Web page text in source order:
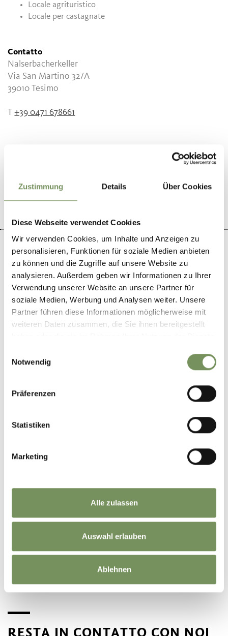
Zustimmung Details Über Cookies
Diese Webseite verwendet Cookies
Wir verwenden Cookies, um Inhalte und Anzeigen zu
personalisieren, Funktionen für soziale Medien anbieten
zu können und die Zugriffe auf unsere Website zu
analysieren. Außerdem geben wir Informationen zu Ihrer
Verwendung unserer Website an unsere Partner für
soziale Medien, Werbung und Analysen weiter. Unsere
Partner führen diese Informationen möglicherweise mit
weiteren Daten zusammen, die Sie ihnen bereitgestellt
Notwendig
Präferenzen
Statistiken
Marketing
Alle zulassen
Auswahl erlauben
Ablehnen
Locale agrituristico
Locale per castagnate
Contatto
Nalserbacherkeller
Via San Martino 32/A
39010 Tesimo
T+39 0471 678661
+
−
RESTA IN CONTATTO CON NOI